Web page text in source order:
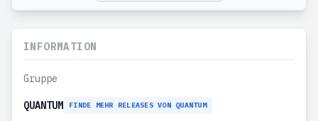
INFORMATION
Gruppe
QUANTUM FINDE MEHR RELEASES VON QUANTUM